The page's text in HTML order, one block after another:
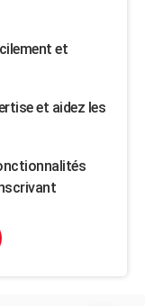
et
et aidez les